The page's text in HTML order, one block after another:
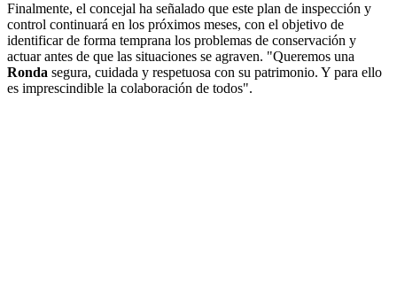
Finalmente, el concejal ha señalado que este plan de inspección y
control continuará en los próximos meses, con el objetivo de
identificar de forma temprana los problemas de conservación y
actuar antes de que las situaciones se agraven. "Queremos una
Ronda segura, cuidada y respetuosa con su patrimonio. Y para ello
es imprescindible la colaboración de todos".